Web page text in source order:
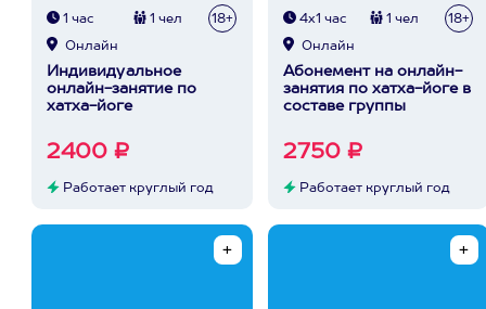
1 час 1 чел 18+
Онлайн
Индивидуальное
онлайн-занятие по
хатха-йоге
2400 ₽
Работает круглый год
4х1 час 1 чел 18+
Онлайн
Абонемент на онлайн-
занятия по хатха-йоге в
составе группы
2750 ₽
Работает круглый год